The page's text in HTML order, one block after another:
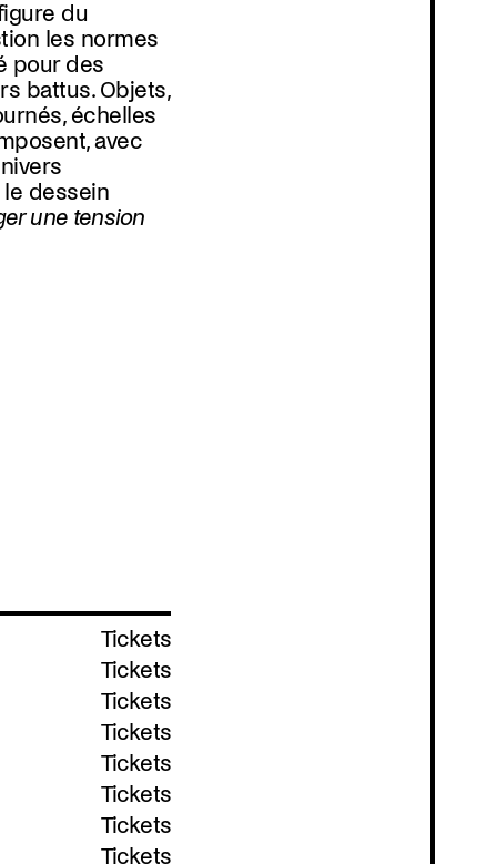
du
les normes
pour des
battus. Objets,
échelles
avec
dessein
une tension
Tickets
Tickets
Tickets
Tickets
Tickets
Tickets
Tickets
Tickets